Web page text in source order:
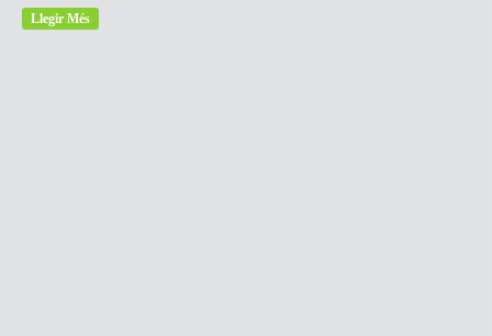
Llegir Més